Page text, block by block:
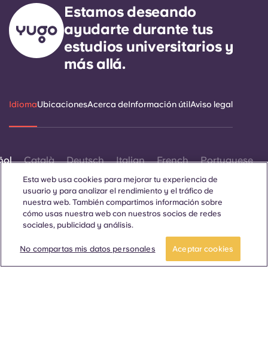
Estamos deseando
ayudarte durante tus
estudios universitarios y
más allá.
IdiomaUbicacionesAcerca deInformación útilAviso legal
Català Deutsch Italian French Portuguese
Contáctanos
Esta web usa cookies para mejorar tu experiencia de
usuario y para analizar el rendimiento y el tráfico de
nuestra web. También compartimos información sobre
cómo usas nuestra web con nuestros socios de redes
sociales, publicidad y análisis.
No compartas mis datos personales Aceptar cookies